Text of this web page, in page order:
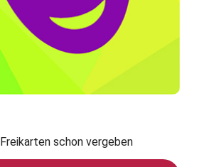
Freikarten schon vergeben